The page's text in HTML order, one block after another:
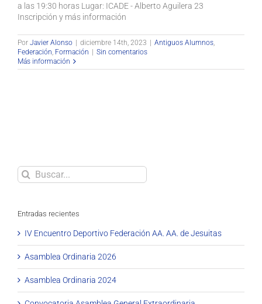
a las 19:30 horas Lugar: ICADE - Alberto Aguilera 23
Inscripción y más información
Por Javier Alonso diciembre 14th, 2023 Antiguos Alumnos,
Federación, Formación
Sin comentarios
Más información
Buscar
Entradas recientes
IV Encuentro Deportivo Federación AA. AA. de Jesuitas
Asamblea Ordinaria 2026
Asamblea Ordinaria 2024